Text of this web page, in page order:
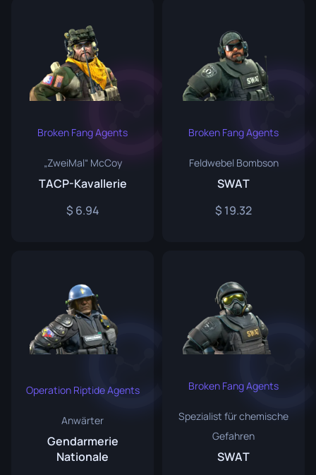
Broken Fang Agents
„ZweiMal“ McCoy
TACP-Kavallerie
6.94
Broken Fang Agents
Feldwebel Bombson
SWAT
19.32
Operation Riptide Agents
Anwärter
Gendarmerie
Nationale
Broken Fang Agents
Spezialist für chemische
Gefahren
SWAT